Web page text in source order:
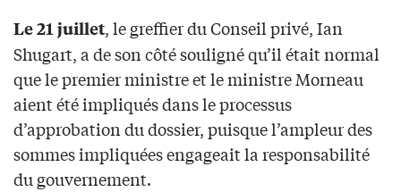
Le 21 juillet, le greffier du Conseil privé, Ian
Shugart, a de son côté souligné qu’il était normal
que le premier ministre et le ministre Morneau
aient été impliqués dans le processus
d’approbation du dossier, puisque l’ampleur des
sommes impliquées engageait la responsabilité
du gouvernement.